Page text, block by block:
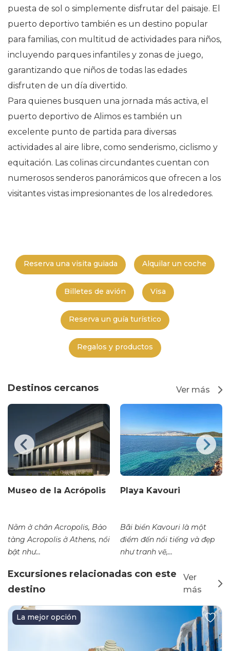
puesta de sol o simplemente disfrutar del paisaje. El
puerto deportivo también es un destino popular
para familias, con multitud de actividades para niños,
incluyendo parques infantiles y zonas de juego,
garantizando que niños de todas las edades
disfruten de un día divertido.
Para quienes busquen una jornada más activa, el
puerto deportivo de Alimos es también un
excelente punto de partida para diversas
actividades al aire libre, como senderismo, ciclismo y
equitación. Las colinas circundantes cuentan con
numerosos senderos panorámicos que ofrecen a los
visitantes vistas impresionantes de los alrededores.
Reserva una visita guiada Alquilar un coche
Billetes de avión Visa
Reserva un guía turístico
Regalos y productos
Destinos cercanos Ver más
Museo de la Acrópolis
Nằm ở chân Acropolis, Bảo
tàng Acropolis ở Athens, nổi
bật như...
Playa Kavouri
Bãi biển Kavouri là một
điểm đến nổi tiếng và đẹp
như tranh vẽ,...
Excursiones relacionadas con este
destino
Ver
más
La mejor opción